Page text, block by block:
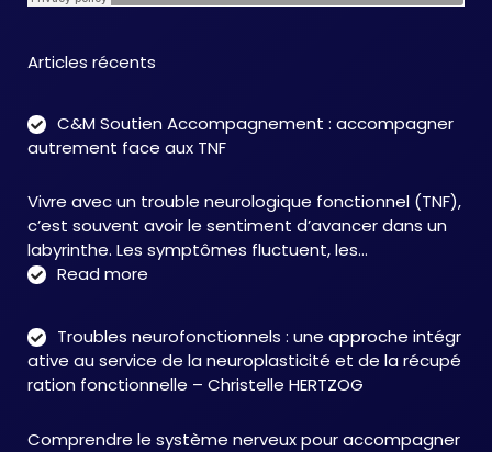
Articles récents
C&M Soutien Accompagnement : accompagner
autrement face aux TNF
Vivre avec un trouble neurologique fonctionnel (TNF),
c’est souvent avoir le sentiment d’avancer dans un
labyrinthe. Les symptômes fluctuent, les…
Read more
Accompagnement
:
accompagner
face
Troubles neurofonctionnels : une approche intégr
ative au service de la neuroplasticité et de la récupé
ration fonctionnelle – Christelle HERTZOG
Comprendre le système nerveux pour accompagner